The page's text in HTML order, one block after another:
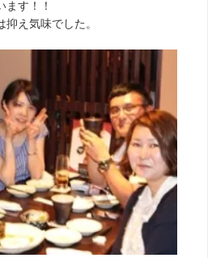
ます！！
え気味でした。